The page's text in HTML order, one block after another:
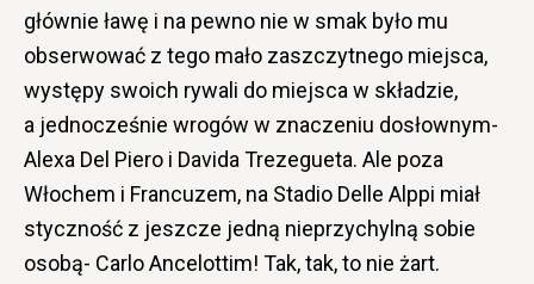
głównie ławę i na pewno nie w smak było mu
obserwować z tego mało zaszczytnego miejsca,
występy swoich rywali do miejsca w składzie,
a jednocześnie wrogów w znaczeniu dosłownym-
Alexa Del Piero i Davida Trezegueta. Ale poza
Włochem i Francuzem, na Stadio Delle Alppi miał
styczność z jeszcze jedną nieprzychylną sobie
osobą- Carlo Ancelottim! Tak, tak, to nie żart.